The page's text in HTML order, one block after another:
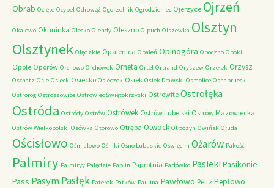
Obrąb Ocięte Ocypel Odrowąż Ogorzelnik Ogrodzieniec Ojerzyce Ojrzeń
Okalewo Okuninka Olecko Olendy Oleszno Olpuch Olszewka Olsztyn
Olsztynek Olędzkie Opalenica Opaleń Opinogóra Opoczno Opoki
Opole Oporów Orchowo Orchówek Orneta Ortel Ortrand Oryszew Orzełek Orzysz
Oschatz Osie Osieck Osiecko Osieczek Osiek Osiek Drawski Osmolice Osnabrueck
Ostroróg Ostroszowice Ostrowiec Świętokrzyski Ostrowite Ostrołęka
Ostróda Ostródy Ostrów Ostrówek Ostrów Lubelski Ostrów Mazowiecka
Ostrów Wielkopolski Osówka Otorowo Otręba Otwock Otłoczyn Owińsk Ołuda
Ościsłowo Ośmiałowo Ośniki Ośno Lubuskie Oświęcim Ożarów Pakość
Palmiry Palmiryy Palędzie Paplin Paprotnia Parłówko Pasieki Pasikonie
Pass PasymPasłęk Paterek Patków Paulina Pawłowo Peitz Pepłowo